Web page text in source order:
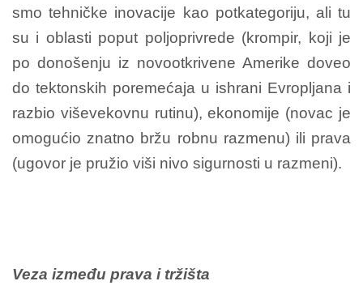
smo tehničke inovacije kao potkategoriju, ali tu
su i oblasti poput poljoprivrede (krompir, koji je
po donošenju iz novootkrivene Amerike doveo
do tektonskih poremećaja u ishrani Evropljana i
razbio viševekovnu rutinu), ekonomije (novac je
omogućio znatno bržu robnu razmenu) ili prava
(ugovor je pružio viši nivo sigurnosti u razmeni).
Veza između prava i tržišta